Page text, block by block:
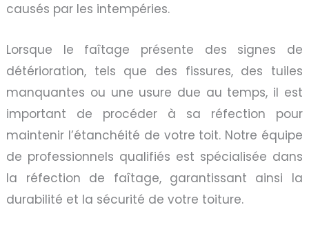
causés par les intempéries.
Lorsque le faîtage présente des signes de
détérioration, tels que des fissures, des tuiles
manquantes ou une usure due au temps, il est
important de procéder à sa réfection pour
maintenir l’étanchéité de votre toit. Notre équipe
de professionnels qualifiés est spécialisée dans
la réfection de faîtage, garantissant ainsi la
durabilité et la sécurité de votre toiture.